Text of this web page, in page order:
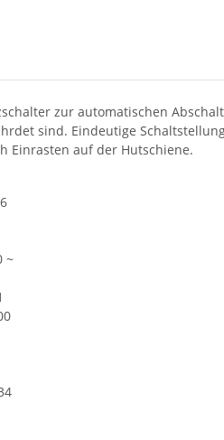
zur automatischen
sind. Eindeutige
Einrasten auf der Hutschiene.
~